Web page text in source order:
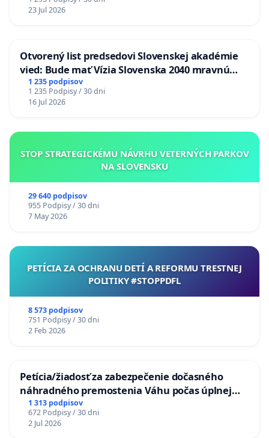
23 Jul 2026
Otvorený list predsedovi Slovenskej akadémie
vied: Bude mať Vízia Slovenska 2040 mravnú
chrbticu?
1 235 podpisov
1 235 Podpisy / 30 dni
16 Jul 2026
STOP STRATEGICKÉMU NÁVRHU VETERNÝCH PARKOV
NA SLOVENSKU
29 640 podpisov
955 Podpisy / 30 dni
7 May 2026
PETÍCIA ZA OCHRANU DETÍ A REFORMU TRESTNEJ
POLITIKY #STOPPDFL
8 573 podpisov
751 Podpisy / 30 dni
2 Feb 2026
Petícia/žiadosť za zabezpečenie dočasného
náhradného premostenia Váhu počas úplnej
uzávery Vážskeho mosta v Komárne
1 313 podpisov
672 Podpisy / 30 dni
2 Jul 2026